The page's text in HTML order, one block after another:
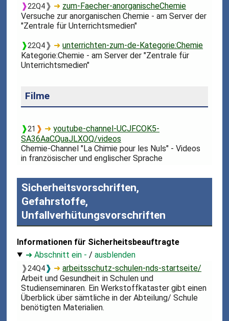
❱22Q4❱ ➜ zum-Faecher-anorganischeChemie
Versuche zur anorganischen Chemie - am Server der
"Zentrale für Unterrichtsmedien"
❱22Q4❱ ➜unterrichten-zum-de-Kategorie:Chemie
Kategorie:Chemie - am Server der "Zentrale für
Unterrichtsmedien"
Filme
❱21 ❱ ➜youtube-channel-UCJFCOK5-
SA36AaCQuaJLXOQ/videos
Chemie-Channel "La Chimie pour les Nuls" - Videos
in französischer und englischer Sprache
Sicherheitsvorschriften,
Gefahrstoffe,
Unfallverhütungsvorschriften
Informationen für Sicherheitsbeauftragte
➜ Abschnitt ein - /ausblenden
❱24Q4❱ ➜arbeitsschutz-schulen-nds-startseite/
Arbeit und Gesundheit in Schulen und
Studienseminaren. Ein Werkstoffkataster gibt einen
Überblick über sämtliche in der Abteilung/ Schule
benötigten Materialien.